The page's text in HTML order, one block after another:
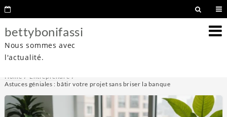
bettybonifassi
Nous sommes avec
l'actualité.
Home
Entreprendre
Astuces géniales : bâtir votre projet sans briser la banque